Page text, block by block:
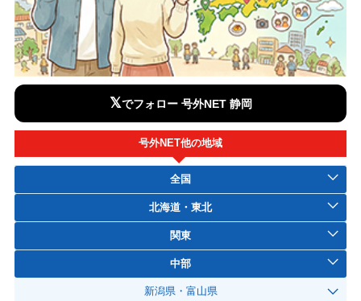
𝕏でフォロー 号外NET 静岡
号外NET他の地域
全国
北海道・東北
関東
中部
新潟県・富山県